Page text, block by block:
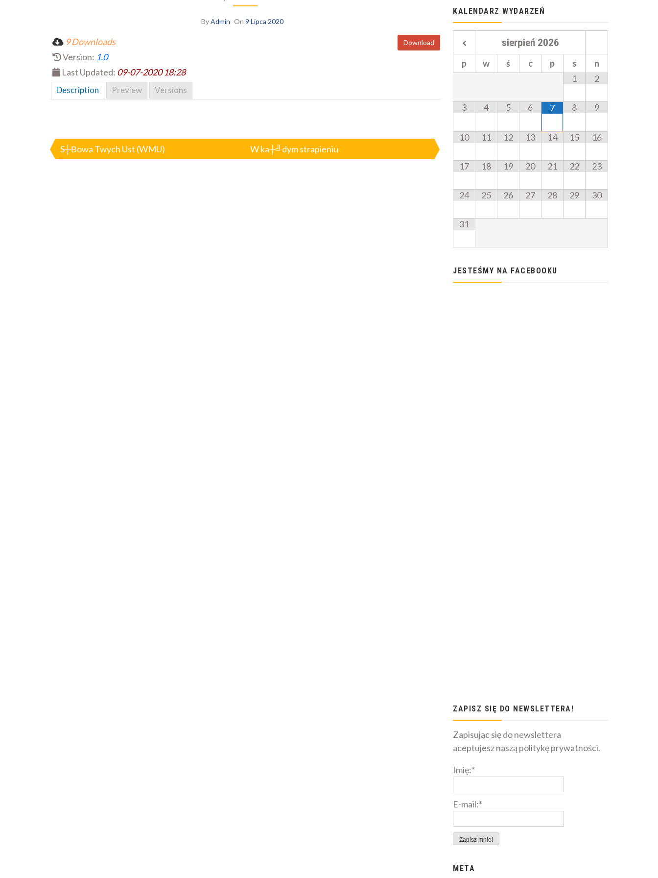
ByAdmin On 9 Lipca 2020
Download
9 Downloads
Version: 1.0
Last Updated: 09-07-2020 18:28
Description Preview Versions
wpisu
S┼Вowa Twych Ust (WMU) W ka┼╝dym strapieniu
KALENDARZ WYDARZEŃ
sierpień 2026
p w ś c p s
n
1
2
3 4 5 6 7 8 9
10 11 12 13 14 15 16
17 18 19 20 21 22 23
24 25 26 27 28 29 30
31
JESTEŚMY NA FACEBOOKU
ZAPISZ SIĘ DO NEWSLETTERA!
Zapisując się do newslettera
aceptujesz naszą politykę prywatności.
Imię:*
E-mail:*
META